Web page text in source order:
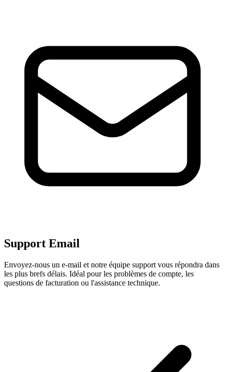
Support Email
Envoyez-nous un e-mail et notre équipe support vous répondra dans
les plus brefs délais. Idéal pour les problèmes de compte, les
questions de facturation ou l'assistance technique.